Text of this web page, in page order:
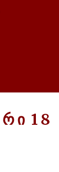
ᲠᲘ 1 8